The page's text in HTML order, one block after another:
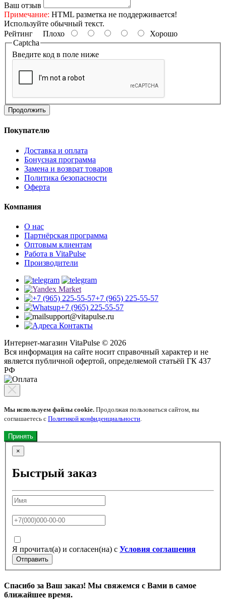
Ваш отзыв
Примечание: HTML разметка не поддерживается!
Используйте обычный текст.
Рейтинг Плохо
Хорошо
Captcha
Введите код в поле ниже
Продолжить
Покупателю
Доставка и оплата
Бонусная программа
Замена и возврат товаров
Политика безопасности
Оферта
Компания
О нас
Партнёрская программа
Оптовым клиентам
Работа в VitaPulse
Производители
+7 (965) 225-55-57
+7 (965) 225-55-57
support@vitapulse.ru
Контакты
Интернет-магазин VitaPulse © 2026
Вся информация на сайте носит справочный характер и не
является публичной офертой, определяемой статьёй ГК 437
РФ
Мы используем файлы cookie. Продолжая пользоваться сайтом, вы
соглашаетесь с Политикой конфиденциальности.
Принять
×
Быстрый заказ
Я прочитал(а) и согласен(на) с Условия соглашения
Отправить
Спасибо за Ваш заказ! Мы свяжемся с Вами в самое
ближайшее время.